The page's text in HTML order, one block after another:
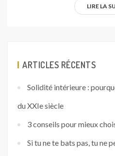
LIRE LA
ARTICLES RÉCENTS
Solidité intérieure :
du XXIe siècle
3 conseils pour mieux
Si tu ne te bats pas, tu ne